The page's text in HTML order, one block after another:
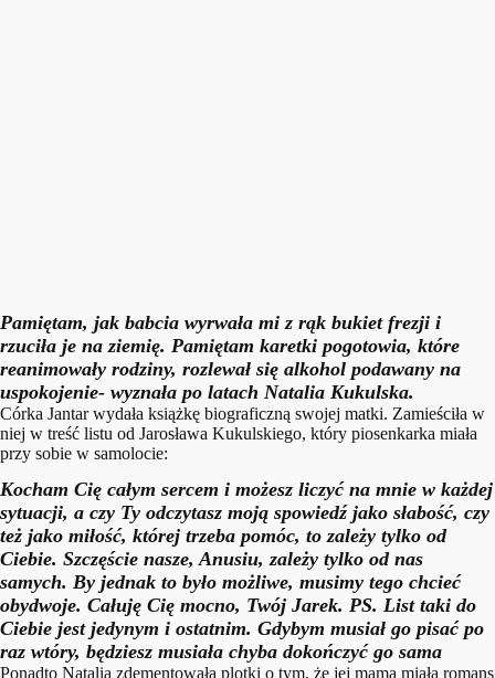
Pamiętam, jak babcia wyrwała mi z rąk bukiet frezji i
rzuciła je na ziemię. Pamiętam karetki pogotowia, które
reanimowały rodziny, rozlewał się alkohol podawany na
uspokojenie- wyznała po latach Natalia Kukulska.
Córka Jantar wydała książkę biograficzną swojej matki. Zamieściła w
niej w treść listu od Jarosława Kukulskiego, który piosenkarka miała
przy sobie w samolocie:
Kocham Cię całym sercem i możesz liczyć na mnie w każdej
sytuacji, a czy Ty odczytasz moją spowiedź jako słabość, czy
też jako miłość, której trzeba pomóc, to zależy tylko od
Ciebie. Szczęście nasze, Anusiu, zależy tylko od nas
samych. By jednak to było możliwe, musimy tego chcieć
obydwoje. Całuję Cię mocno, Twój Jarek. PS. List taki do
Ciebie jest jedynym i ostatnim. Gdybym musiał go pisać po
raz wtóry, będziesz musiała chyba dokończyć go sama
Ponadto Natalia zdementowała plotki o tym, że jej mama miała romans